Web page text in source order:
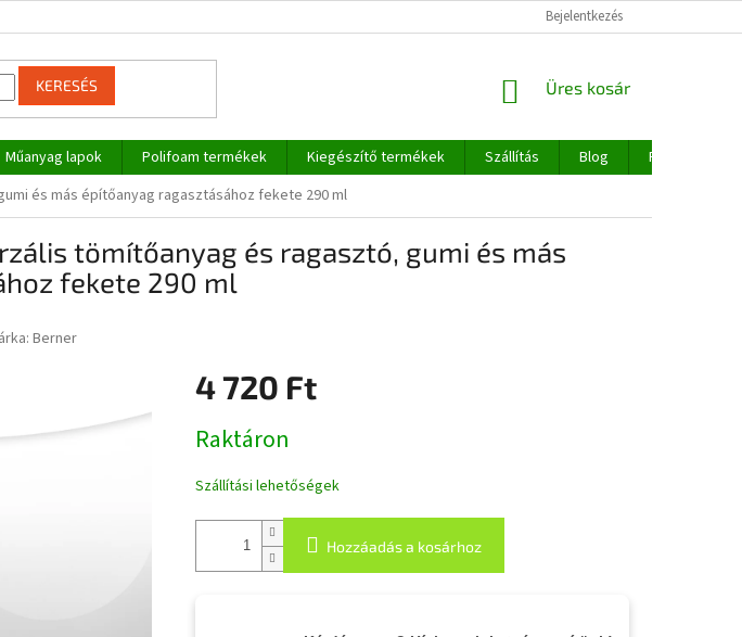
Bejelentkezés
KERESÉS KOSÁR
Üres kosár
Műanyag lapok Polifoam termékek Kiegészítő termékek Szállítás Blog
Rólunk
és más építőanyag ragasztásához fekete 290 ml
tömítőanyag és ragasztó, gumi és más
fekete 290 ml
Berner
4 720 Ft
Raktáron
Szállítási lehetőségek
Hozzáadás a kosárhoz